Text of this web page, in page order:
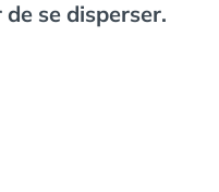
se disperser.